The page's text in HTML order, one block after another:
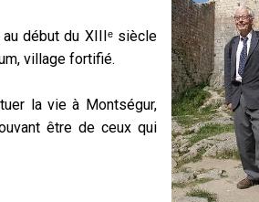
début du XIIIᵉ siècle
village fortifié.
la vie à Montségur,
être de ceux qui